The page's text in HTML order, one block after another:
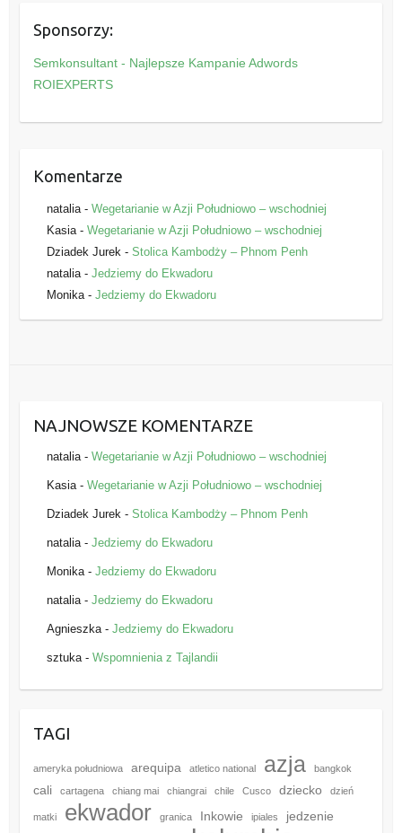
g
o
r
e
Sponsorzy:
Semkonsultant - Najlepsze Kampanie Adwords
ROIEXPERTS
Komentarze
natalia- Wegetarianie w Azji Południowo – wschodniej
Kasia- Wegetarianie w Azji Południowo – wschodniej
Dziadek Jurek- Stolica Kambodży – Phnom Penh
natalia- Jedziemy do Ekwadoru
Monika- Jedziemy do Ekwadoru
NAJNOWSZE KOMENTARZE
natalia- Wegetarianie w Azji Południowo – wschodniej
Kasia- Wegetarianie w Azji Południowo – wschodniej
Dziadek Jurek- Stolica Kambodży – Phnom Penh
natalia- Jedziemy do Ekwadoru
Monika- Jedziemy do Ekwadoru
natalia- Jedziemy do Ekwadoru
Agnieszka- Jedziemy do Ekwadoru
sztuka- Wspomnienia z Tajlandii
TAGI
ameryka południowa arequipa atletico national azja bangkok
cali cartagena chiang mai chiangrai chile Cusco dziecko dzień
matki ekwador granica Inkowie ipiales jedzenie